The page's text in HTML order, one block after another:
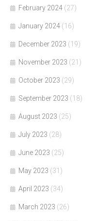
February 2024 (27)
January 2024 (16)
December 2023 (19)
November 2023 (21)
October 2023 (29)
September 2023 (18)
August 2023 (25)
July 2023 (28)
June 2023 (25)
May 2023 (31)
April 2023 (34)
March 2023 (26)